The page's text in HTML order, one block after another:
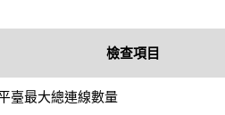
檢查項目
臺最大總連線數量